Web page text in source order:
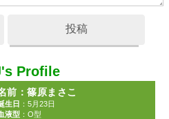
投稿
Profile
前 ：篠原まさこ
生日 ：5月23日
液型：O型